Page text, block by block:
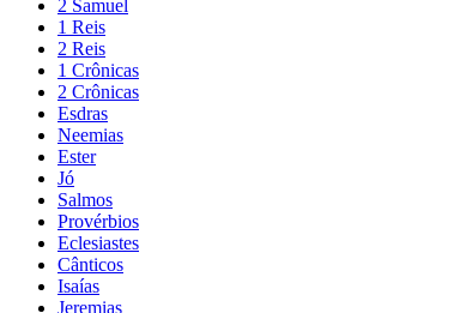
2 Samuel
1 Reis
2 Reis
1 Crônicas
2 Crônicas
Esdras
Neemias
Ester
Jó
Salmos
Provérbios
Eclesiastes
Cânticos
Isaías
Jeremias